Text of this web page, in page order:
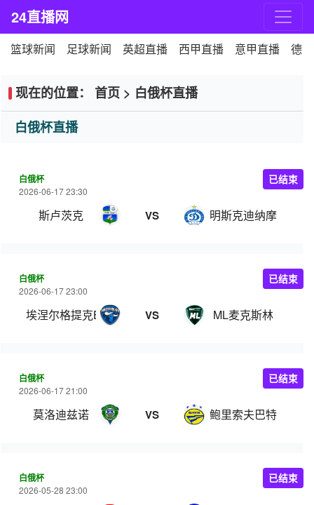
24直播网
篮球新闻 足球新闻 英超直播 西甲直播 意甲直播 德
现在的位置： 首页 > 白俄杯直播
白俄杯直播
白俄杯
2026-06-17 23:30
斯卢茨克 VS 明斯克迪纳摩
已结束
白俄杯
2026-06-17 23:00
埃涅尔格提克BGU VS ML麦克斯林
已结束
白俄杯
2026-06-17 21:00
莫洛迪兹诺 VS 鲍里索夫巴特
已结束
白俄杯
2026-05-28 23:00
已结束